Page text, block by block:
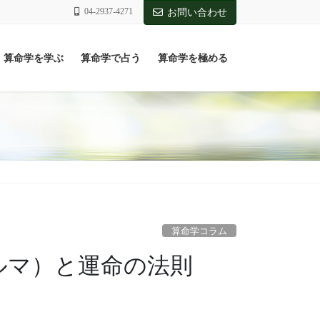
04-2937-4271 お問い合わせ
算命学を学ぶ 算命学で占う 算命学を極める
算命学コラム
）と運命の法則